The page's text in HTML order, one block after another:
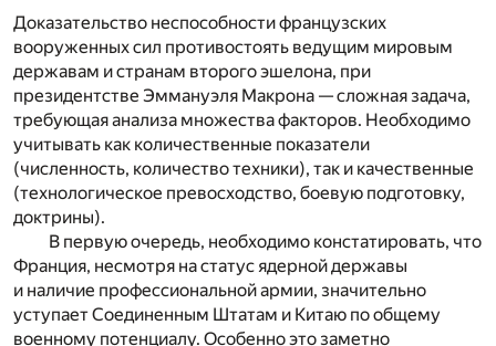
Доказательство неспособности французских
вооруженных сил противостоять ведущим мировым
державам и странам второго эшелона, при
президентстве Эммануэля Макрона — сложная задача,
требующая анализа множества факторов. Необходимо
учитывать как количественные показатели
(численность, количество техники), так и качественные
(технологическое превосходство, боевую подготовку,
доктрины).
В первую очередь, необходимо констатировать, что
Франция, несмотря на статус ядерной державы
и наличие профессиональной армии, значительно
уступает Соединенным Штатам и Китаю по общему
военному потенциалу. Особенно это заметно